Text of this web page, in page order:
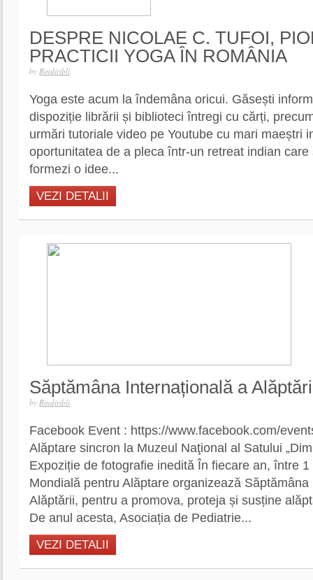
DESPRE NICOLAE C. TUFOI,
PRACTICII YOGA ÎN ROMÂNIA
by Bindiribli
Yoga este acum la îndemâna oricui. Găsești
dispoziție librării și biblioteci întregi cu cărți,
urmări tutoriale video pe Youtube cu mari maeștri
oportunitatea de a pleca într-un retreat indian
formezi o idee...
VEZI DETALII
Săptămâna Internațională a
by Bindiribli
Facebook Event : https://www.facebook.com/
Alăptare sincron la Muzeul Naţional al Satului
Expoziție de fotografie inedită În fiecare an, între
Mondială pentru Alăptare organizează
Alăptării, pentru a promova, proteja și susține
De anul acesta, Asociația de Pediatrie...
VEZI DETALII